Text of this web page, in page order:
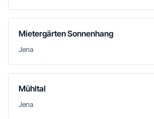
Mietergärten Sonnenhang
Jena
Mühltal
Jena